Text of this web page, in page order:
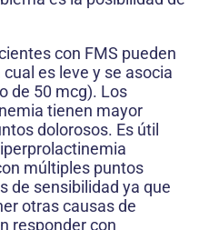
con FMS pueden
es leve y se asocia
de 50 mcg). Los
tienen mayor
dolorosos. Es útil
múltiples puntos
de sensibilidad ya que
otras causas de
responder con